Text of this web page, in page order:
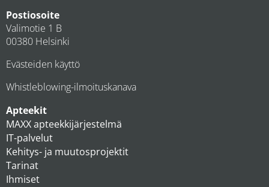
Postiosoite
Valimotie 1 B
00380 Helsinki
Evästeiden käyttö
Whistleblowing-ilmoituskanava
Apteekit
MAXX apteekkijärjestelmä
IT-palvelut
Kehitys- ja muutosprojektit
Tarinat
Ihmiset